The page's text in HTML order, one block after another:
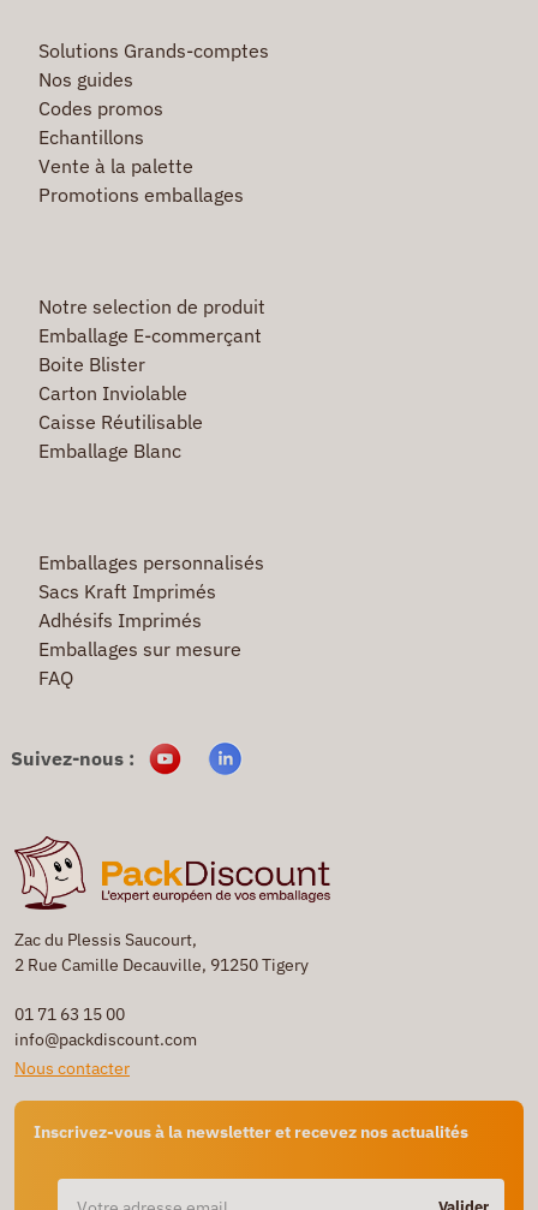
Zac du Plessis Saucourt,
2 Rue Camille Decauville, 91250 Tigery
01 71 63 15 00
info@packdiscount.com
Nous contacter
Inscrivez-vous à la newsletter et recevez nos actualités
Solutions Grands-comptes
Nos guides
Codes promos
Echantillons
Vente à la palette
Promotions emballages
Notre selection de produit
Emballage E-commerçant
Boite Blister
Carton Inviolable
Caisse Réutilisable
Emballage Blanc
Emballages personnalisés
Sacs Kraft Imprimés
Adhésifs Imprimés
Emballages sur mesure
FAQ
Suivez-nous :